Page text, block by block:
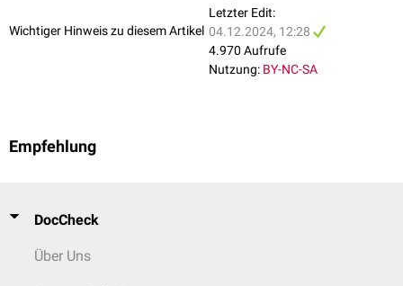
Wichtiger Hinweis zu diesem Artikel
Letzter Edit:
04.12.2024, 12:28
4.970 Aufrufe
Nutzung: BY-NC-SA
Empfehlung
DocCheck
Über Uns